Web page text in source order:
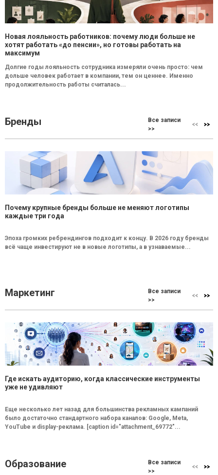
Новая лояльность работников: почему люди больше не
хотят работать «до пенсии», но готовы работать на
максимум
Долгие годы лояльность сотрудника измеряли очень просто: чем
дольше человек работает в компании, тем он ценнее. Именно
продолжительность работы считалась...
Бренды
Все записи
>>
Почему крупные бренды больше не меняют логотипы
каждые три года
Эпоха громких ребрендингов подходит к концу. В 2026 году бренды
всё чаще инвестируют не в новые логотипы, а в узнаваемые...
Маркетинг
Все записи
>>
Где искать аудиторию, когда классические инструменты
уже не удивляют
Еще несколько лет назад для большинства рекламных кампаний
было достаточно стандартного набора каналов: Google, Meta,
YouTube и display-реклама. [caption id="attachment_69772"...
Образование
Все записи
>>